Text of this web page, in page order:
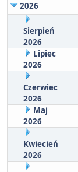
2026
Sierpień
2026
Lipiec
2026
Czerwiec
2026
Maj
2026
Kwiecień
2026